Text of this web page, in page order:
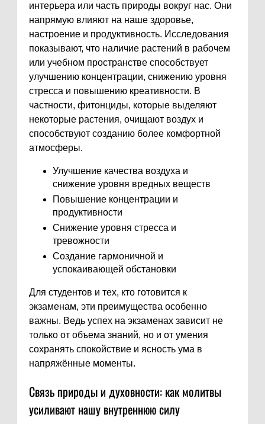
интерьера или часть природы вокруг нас. Они
напрямую влияют на наше здоровье,
настроение и продуктивность. Исследования
показывают, что наличие растений в рабочем
или учебном пространстве способствует
улучшению концентрации, снижению уровня
стресса и повышению креативности. В
частности, фитонциды, которые выделяют
некоторые растения, очищают воздух и
способствуют созданию более комфортной
атмосферы.
Улучшение качества воздуха и
снижение уровня вредных веществ
Повышение концентрации и
продуктивности
Снижение уровня стресса и
тревожности
Создание гармоничной и
успокаивающей обстановки
Для студентов и тех, кто готовится к
экзаменам, эти преимущества особенно
важны. Ведь успех на экзаменах зависит не
только от объема знаний, но и от умения
сохранять спокойствие и ясность ума в
напряжённые моменты.
Связь природы и духовности: как молитвы
усиливают нашу внутреннюю силу